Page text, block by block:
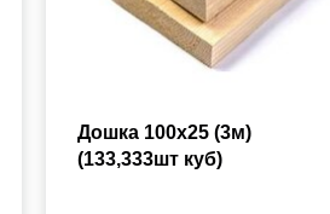
Дошка 100х25 (3м)
(133,333шт куб)